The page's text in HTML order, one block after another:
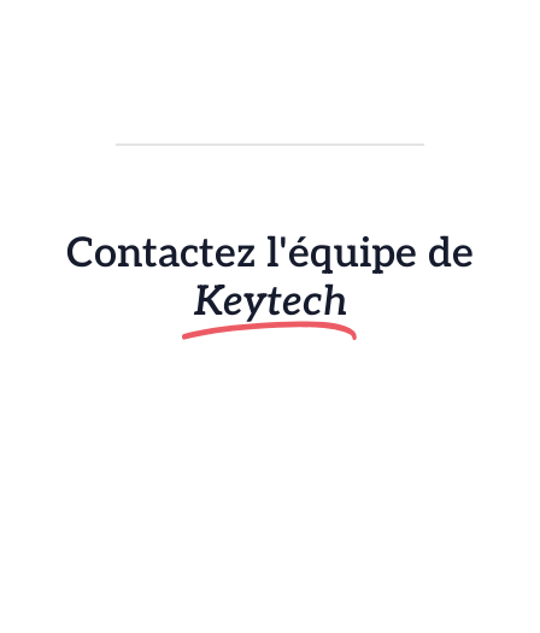
Contactez l'équipe de
Keytech